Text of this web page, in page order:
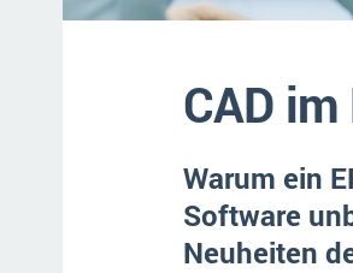
CAD
Warum ein
Software
Neuheiten